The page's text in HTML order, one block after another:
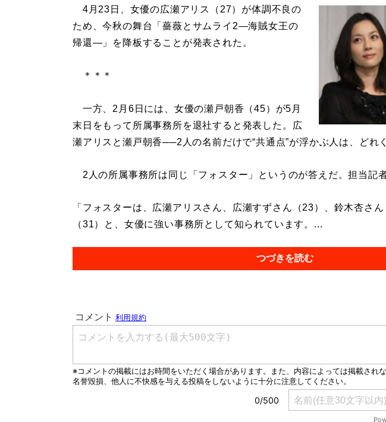
4月23日、女優の広瀬アリス（27）が体調不良の
ため、今秋の舞台「薔薇とサムライ2―海賊女王の
帰還―」を降板することが発表された。
＊＊＊
一方、2月6日には、女優の瀬戸朝香（45）が5月
末日をもって所属事務所を退社すると発表した。広
瀬アリスと瀬戸朝香──2人の名前だけで“共通点”が浮かぶ人は、どれ
2人の所属事務所は同じ「フォスター」というのが答えだ。担当記者
「フォスターは、広瀬アリスさん、広瀬すずさん（23）、鈴木杏さ
（31）と、女優に強い事務所として知られています。...
つづきを読む